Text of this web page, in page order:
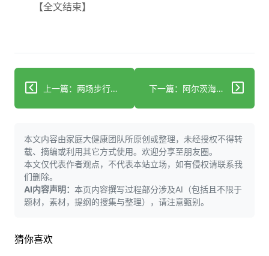
【全文结束】
上一篇：两场步行活动吸引大批内布拉斯加人支持ALS与阿尔茨海默病患者 下一篇：阿尔茨海默病防治战取得实质性进展
本文内容由家庭大健康团队所原创或整理，未经授权不得转
载、摘编或利用其它方式使用。欢迎分享至朋友圈。
本文仅代表作者观点，不代表本站立场，如有侵权请联系我
们删除。
AI内容声明： 本页内容撰写过程部分涉及AI（包括且不限于
题材，素材，提纲的搜集与整理），请注意甄别。
猜你喜欢